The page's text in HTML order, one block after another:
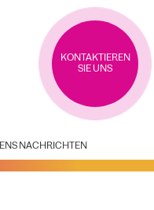
NACHRICHTEN
KONTAKTIEREN
SIE UNS